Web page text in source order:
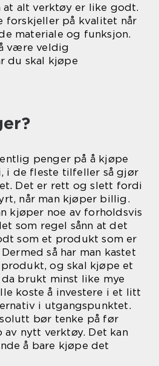
at alt verktøy er like godt.
forskjeller på kvalitet når
materiale og funksjon.
være veldig
du skal kjøpe
penger på å kjøpe
i de fleste tilfeller så gjør
Det er rett og slett fordi
når man kjøper billig.
kjøper noe av forholdsvis
som regel sånn at det
som et produkt som er
så har man kastet
og skal kjøpe et
brukt minst like mye
koste å investere i et litt
i utgangspunktet.
bør tenke på før
nytt verktøy. Det kan
å bare kjøpe det